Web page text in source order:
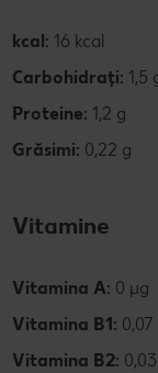
kcal: 16 kcal
Carbohidrați: 1,5
Proteine: 1,2 g
Grăsimi: 0,22 g
Vitamine
Vitamina A: 0 µg
Vitamina B1: 0,07
Vitamina B2: